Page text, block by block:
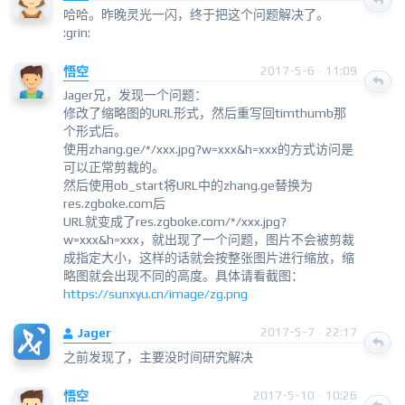
哈哈。昨晚灵光一闪，终于把这个问题解决了。
:grin:
悟空 2017-5-6 · 11:09
Jager兄，发现一个问题：
修改了缩略图的URL形式，然后重写回timthumb那
个形式后。
使用zhang.ge/*/xxx.jpg?w=xxx&h=xxx的方式访问是
可以正常剪裁的。
然后使用ob_start将URL中的zhang.ge替换为
res.zgboke.com后
URL就变成了res.zgboke.com/*/xxx.jpg?
w=xxx&h=xxx，就出现了一个问题，图片不会被剪裁
成指定大小，这样的话就会按整张图片进行缩放，缩
略图就会出现不同的高度。具体请看截图：
https://sunxyu.cn/image/zg.png
Jager 2017-5-7 · 22:17
之前发现了，主要没时间研究解决
悟空 2017-5-10 · 10:26